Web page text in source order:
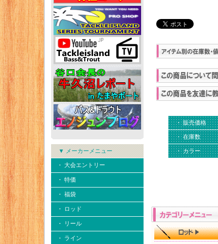
▼ メーカーメニュー
・ 大会エントリー
・ 特価
・ 福袋
・ ロッド
・ リール
・ ライン
・ 販売価格
・ 在庫数
・ カラー